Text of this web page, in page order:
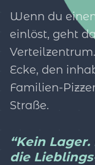
Wenn du
einlöst, geht
Ecke, den
Familien-
Straße.
“Kein
die